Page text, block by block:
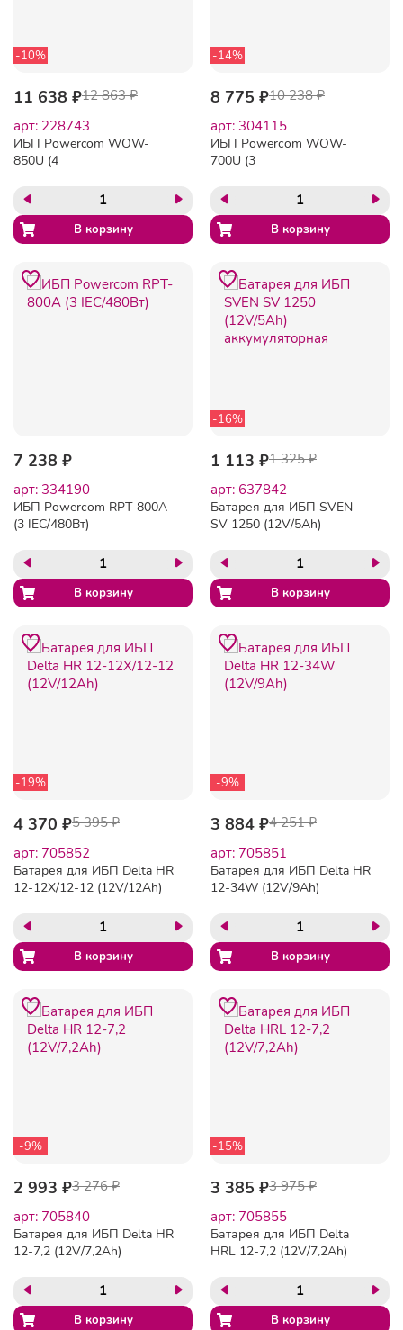
-10%
11 638 ₽12 863 ₽
арт: 228743
ИБП Powercom WOW-
850U (4
-14%
8 775 ₽10 238 ₽
арт: 304115
ИБП Powerсom WOW-
700U (3
7 238 ₽
арт: 334190
ИБП Powerсom RPT-800A
(3 IEC/480Вт)
-16%
1 113 ₽1 325 ₽
арт: 637842
Батарея для ИБП SVEN
SV 1250 (12V/5Ah)
-19%
4 370 ₽5 395 ₽
арт: 705852
Батарея для ИБП Delta HR
12-12X/12-12 (12V/12Ah)
-9%
3 884 ₽4 251 ₽
арт: 705851
Батарея для ИБП Delta HR
12-34W (12V/9Ah)
-9%
2 993 ₽3 276 ₽
арт: 705840
Батарея для ИБП Delta HR
12-7,2 (12V/7,2Ah)
-15%
3 385 ₽3 975 ₽
арт: 705855
Батарея для ИБП Delta
HRL 12-7,2 (12V/7,2Ah)